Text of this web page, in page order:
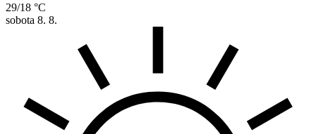
29/18 °C
sobota 8. 8.